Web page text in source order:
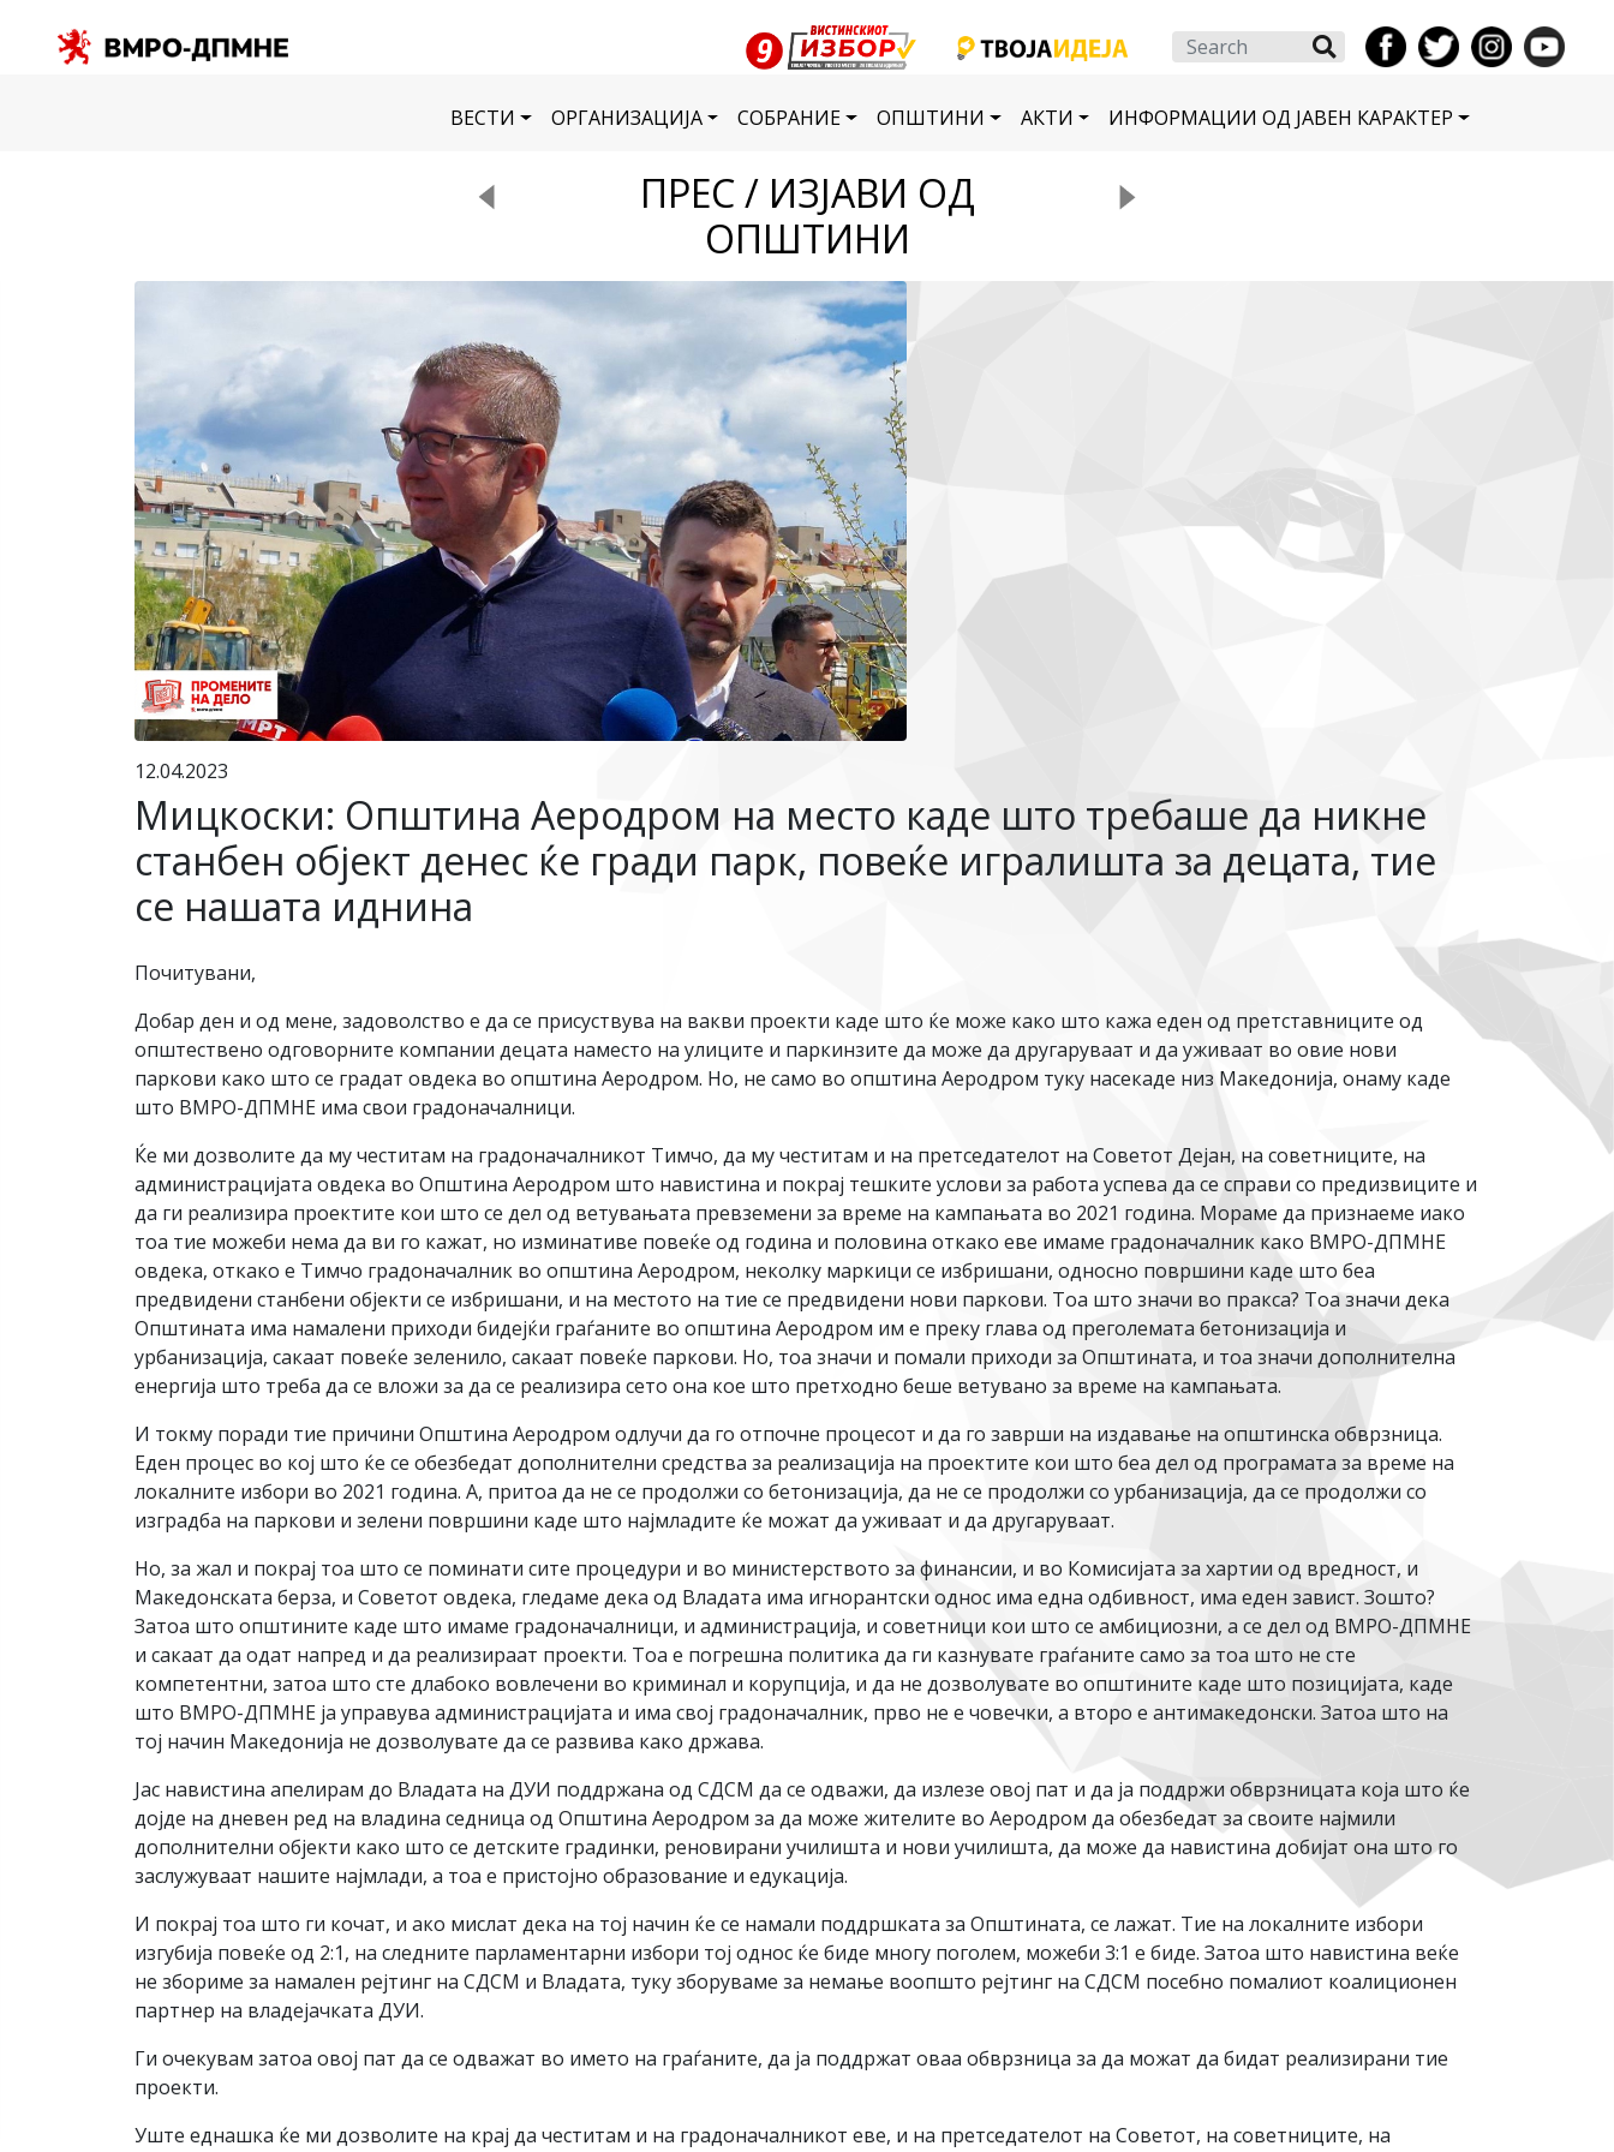
Search
ВЕСТИ ОРГАНИЗАЦИЈА СОБРАНИЕ ОПШТИНИ АКТИ ИНФОРМАЦИИ ОД ЈАВЕН КАРАКТЕР
ПРЕС / ИЗЈАВИ ОД
ОПШТИНИ
12.04.2023
Мицкоски: Општина Аеродром на место каде што требаше да никне
станбен објект денес ќе гради парк, повеќе игралишта за децата, тие
се нашата иднина
Почитувани,
Добар ден и од мене, задоволство е да се присуствува на вакви проекти каде што ќе може како што кажа еден од претставниците од
општествено одговорните компании децата наместо на улиците и паркинзите да може да другаруваат и да уживаат во овие нови
паркови како што се градат овдека во општина Аеродром. Но, не само во општина Аеродром туку насекаде низ Македонија, онаму каде
што ВМРО-ДПМНЕ има свои градоначалници.
Ќе ми дозволите да му честитам на градоначалникот Тимчо, да му честитам и на претседателот на Советот Дејан, на советниците, на
администрацијата овдека во Општина Аеродром што навистина и покрај тешките услови за работа успева да се справи со предизвиците и
да ги реализира проектите кои што се дел од ветувањата превземени за време на кампањата во 2021 година. Мораме да признаеме иако
тоа тие можеби нема да ви го кажат, но изминативе повеќе од година и половина откако еве имаме градоначалник како ВМРО-ДПМНЕ
овдека, откако е Тимчо градоначалник во општина Аеродром, неколку маркици се избришани, односно површини каде што беа
предвидени станбени објекти се избришани, и на местото на тие се предвидени нови паркови. Тоа што значи во пракса? Тоа значи дека
Општината има намалени приходи бидејќи граѓаните во општина Аеродром им е преку глава од преголемата бетонизација и
урбанизација, сакаат повеќе зеленило, сакаат повеќе паркови. Но, тоа значи и помали приходи за Општината, и тоа значи дополнителна
енергија што треба да се вложи за да се реализира сето она кое што претходно беше ветувано за време на кампањата.
И токму поради тие причини Општина Аеродром одлучи да го отпочне процесот и да го заврши на издавање на општинска обврзница.
Еден процес во кој што ќе се обезбедат дополнителни средства за реализација на проектите кои што беа дел од програмата за време на
локалните избори во 2021 година. А, притоа да не се продолжи со бетонизација, да не се продолжи со урбанизација, да се продолжи со
изградба на паркови и зелени површини каде што најмладите ќе можат да уживаат и да другаруваат.
Но, за жал и покрај тоа што се поминати сите процедури и во министерството за финансии, и во Комисијата за хартии од вредност, и
Македонската берза, и Советот овдека, гледаме дека од Владата има игнорантски однос има една одбивност, има еден завист. Зошто?
Затоа што општините каде што имаме градоначалници, и администрација, и советници кои што се амбициозни, а се дел од ВМРО-ДПМНЕ
и сакаат да одат напред и да реализираат проекти. Тоа е погрешна политика да ги казнувате граѓаните само за тоа што не сте
компетентни, затоа што сте длабоко вовлечени во криминал и корупција, и да не дозволувате во општините каде што позицијата, каде
што ВМРО-ДПМНЕ ја управува администрацијата и има свој градоначалник, прво не е човечки, а второ е антимакедонски. Затоа што на
тој начин Македонија не дозволувате да се развива како држава.
Јас навистина апелирам до Владата на ДУИ поддржана од СДСМ да се одважи, да излезе овој пат и да ја поддржи обврзницата која што ќе
дојде на дневен ред на владина седница од Општина Аеродром за да може жителите во Аеродром да обезбедат за своите најмили
дополнителни објекти како што се детските градинки, реновирани училишта и нови училишта, да може да навистина добијат она што го
заслужуваат нашите најмлади, а тоа е пристојно образование и едукација.
И покрај тоа што ги кочат, и ако мислат дека на тој начин ќе се намали поддршката за Општината, се лажат. Тие на локалните избори
изгубија повеќе од 2:1, на следните парламентарни избори тој однос ќе биде многу поголем, можеби 3:1 е биде. Затоа што навистина веќе
не збориме за намален рејтинг на СДСМ и Владата, туку зборуваме за немање воопшто рејтинг на СДСМ посебно помалиот коалиционен
партнер на владејачката ДУИ.
Ги очекувам затоа овој пат да се одважат во името на граѓаните, да ја поддржат оваа обврзница за да можат да бидат реализирани тие
проекти.
Уште еднашка ќе ми дозволите на крај да честитам и на градоначалникот еве, и на претседателот на Советот, на советниците, на